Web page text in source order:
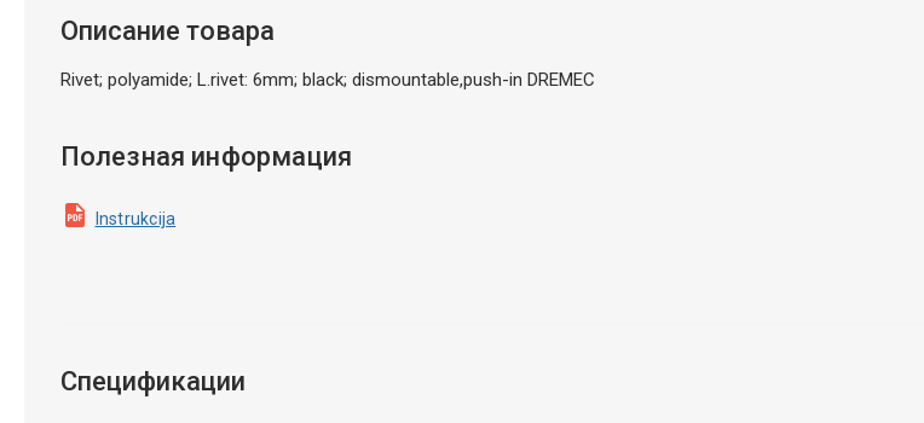
Описание товара
Rivet; polyamide; L.rivet: 6mm; black; dismountable,push-in DREMEC
Полезная информация
Instrukcija
Спецификации